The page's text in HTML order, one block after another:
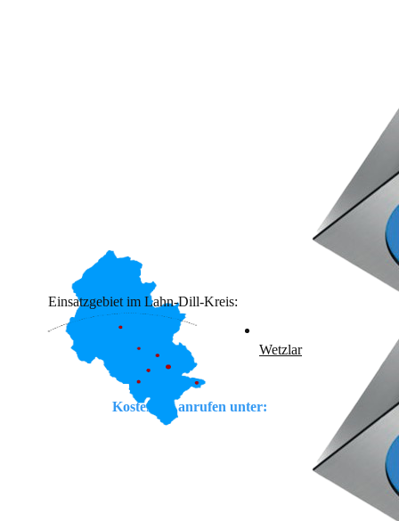
Wetzlar
Kostenfrei anrufen unter:
Einsatzgebiet im Lahn-Dill-Kreis: